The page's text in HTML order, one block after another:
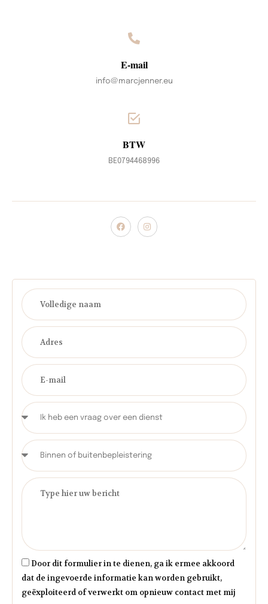
E-mail
info@marcjenner.eu
BTW
BE0794468996
Door dit formulier in te dienen, ga ik ermee akkoord
dat de ingevoerde informatie kan worden gebruikt,
geëxploiteerd of verwerkt om opnieuw contact met mij